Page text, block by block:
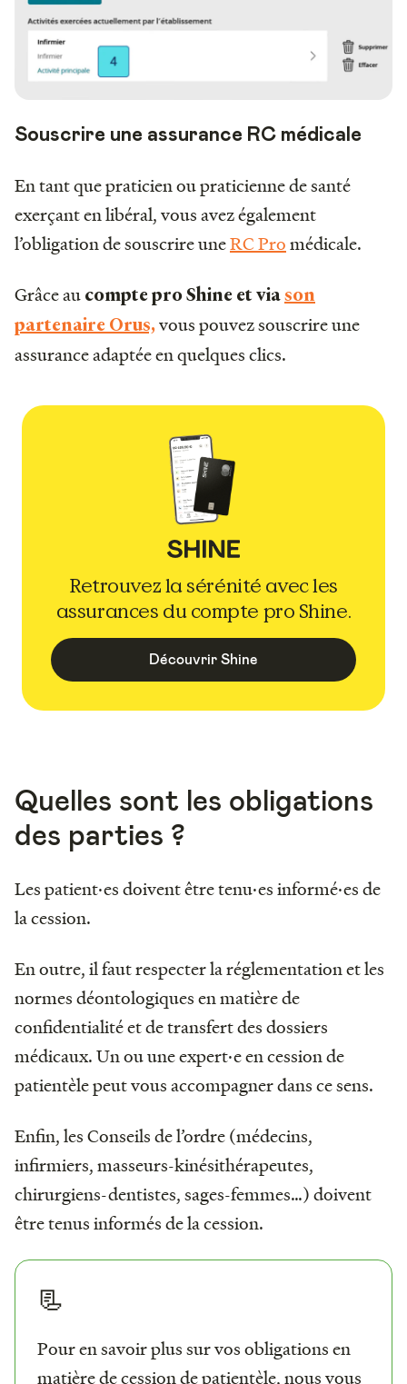
Souscrire une assurance RC médicale
En tant que praticien ou praticienne de santé
exerçant en libéral, vous avez également
l’obligation de souscrire uneRC Promédicale.
Grâce au compte pro Shine et viason
partenaire Orus,vous pouvez souscrire une
assurance adaptée en quelques clics.
Retrouvez la sérénité avec les
assurances du compte pro Shine.
Découvrir Shine
Quelles sont les obligations
des parties ?
Les patient·es doivent être tenu·es informé·es de
la cession.
En outre, il faut respecter la réglementation et les
normes déontologiques en matière de
confidentialité et de transfert des dossiers
médicaux. Un ou une expert·e en cession de
patientèle peut vous accompagner dans ce sens.
Enfin, les Conseils de l’ordre (médecins,
infirmiers, masseurs-kinésithérapeutes,
chirurgiens-dentistes, sages-femmes…) doivent
être tenus informés de la cession.
📃
Pour en savoir plus sur vos obligations en
matière de cession de patientèle, nous vous